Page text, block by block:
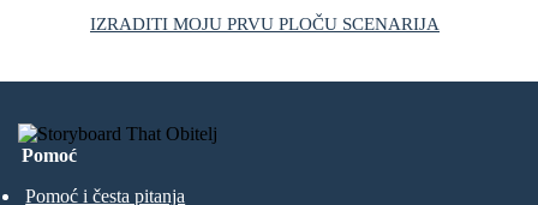
IZRADITI MOJU PRVU PLOČU SCENARIJA
Pomoć
Pomoć i česta pitanja